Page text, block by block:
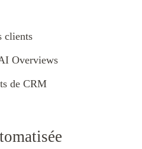
clients
Overviews
de CRM